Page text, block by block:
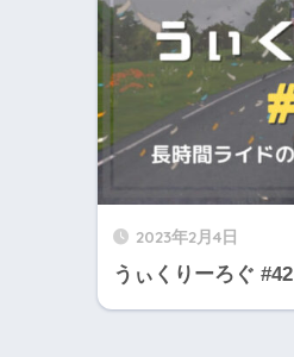
2023年2月4日
うぃくりーろぐ #42